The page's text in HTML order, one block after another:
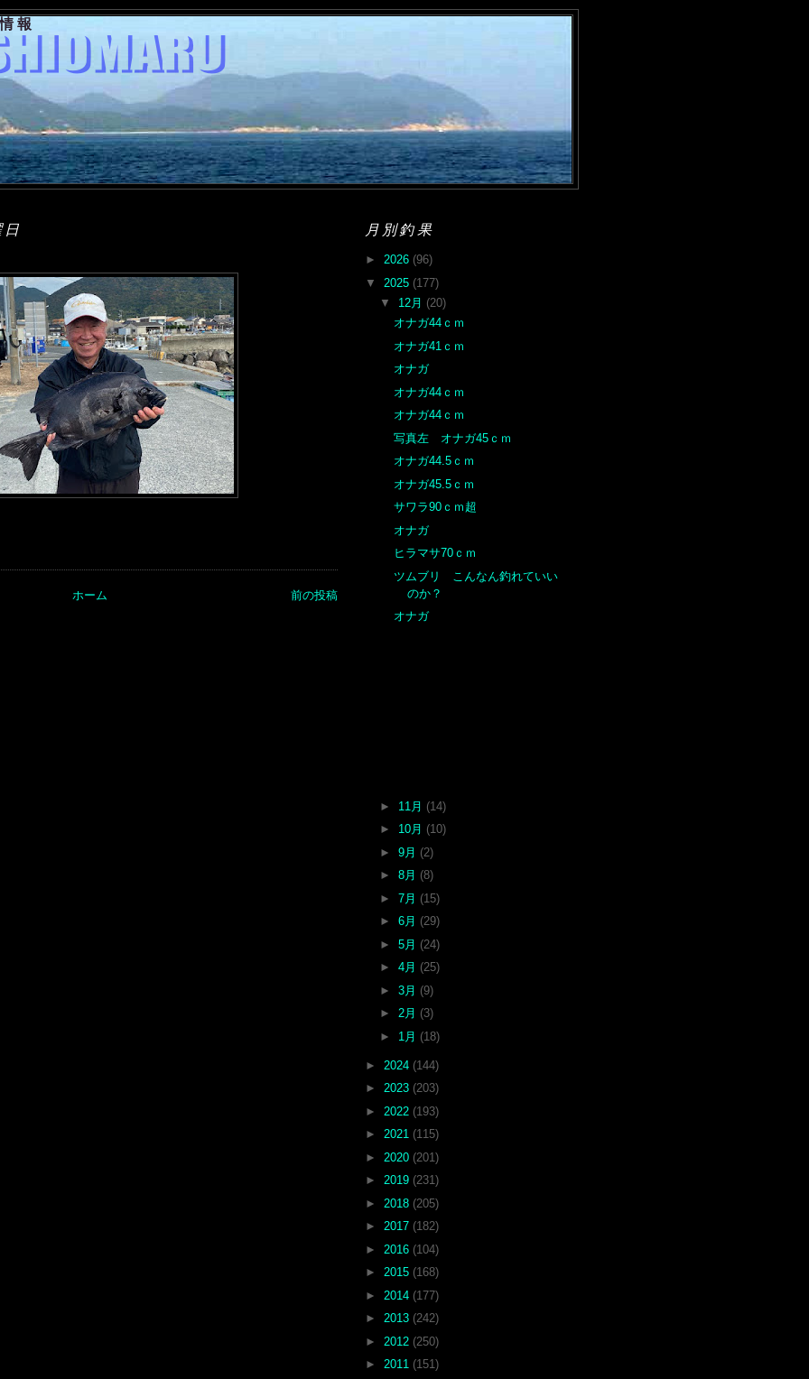
報
前の投稿
ホーム
月別釣果
► 2026 (96)
▼ 2025 (177)
▼ 12月 (20)
オナガ44ｃｍ
オナガ41ｃｍ
オナガ
オナガ44ｃｍ
オナガ44ｃｍ
写真左 オナガ45ｃｍ
オナガ44.5ｃｍ
オナガ45.5ｃｍ
サワラ90ｃｍ超
オナガ
ヒラマサ70ｃｍ
ツムブリ こんなん釣れていい
のか？
オナガ
► 11月 (14)
► 10月 (10)
► 9月 (2)
► 8月 (8)
► 7月 (15)
► 6月 (29)
► 5月 (24)
► 4月 (25)
► 3月 (9)
► 2月 (3)
► 1月 (18)
► 2024 (144)
► 2023 (203)
► 2022 (193)
► 2021 (115)
► 2020 (201)
► 2019 (231)
► 2018 (205)
► 2017 (182)
► 2016 (104)
► 2015 (168)
► 2014 (177)
► 2013 (242)
► 2012 (250)
► 2011 (151)